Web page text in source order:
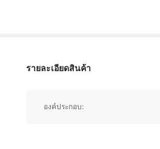
รายละเอียดสินค้า
องค์ประกอบ: